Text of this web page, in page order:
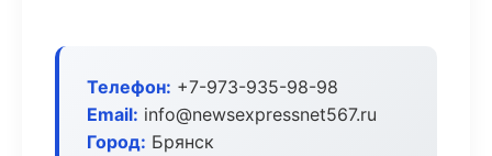
Телефон: +7-973-935-98-98
Email: info@newsexpressnet567.ru
Город: Брянск